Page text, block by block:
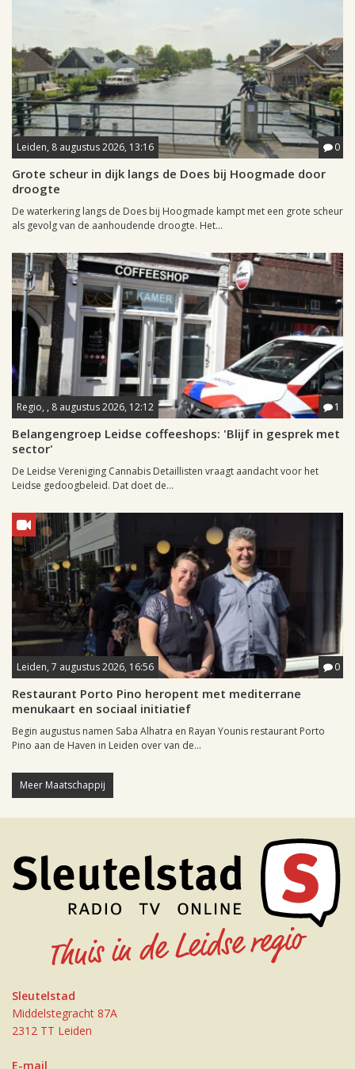
Leiden, 8 augustus 2026, 13:16 0
Grote scheur in dijk langs de Does bij Hoogmade door
droogte
De waterkering langs de Does bij Hoogmade kampt met een grote scheur
als gevolg van de aanhoudende droogte. Het...
Regio, , 8 augustus 2026, 12:12 1
Belangengroep Leidse coffeeshops: 'Blijf in gesprek met
sector'
De Leidse Vereniging Cannabis Detaillisten vraagt aandacht voor het
Leidse gedoogbeleid. Dat doet de...
Leiden, 7 augustus 2026, 16:56 0
Restaurant Porto Pino heropent met mediterrane
menukaart en sociaal initiatief
Begin augustus namen Saba Alhatra en Rayan Younis restaurant Porto
Pino aan de Haven in Leiden over van de...
Meer Maatschappij
Sleutelstad
Middelstegracht 87A
2312 TT Leiden
E-mail